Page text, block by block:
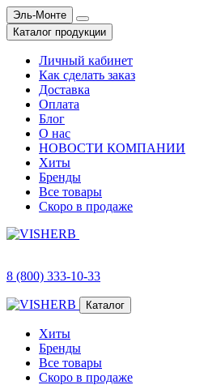
Эль-Монте
Каталог продукции
Личный кабинет
Как сделать заказ
Доставка
Оплата
Блог
О нас
НОВОСТИ КОМПАНИИ
Хиты
Бренды
Все товары
Скоро в продаже
8 (800) 333-10-33
Каталог
Хиты
Бренды
Все товары
Скоро в продаже